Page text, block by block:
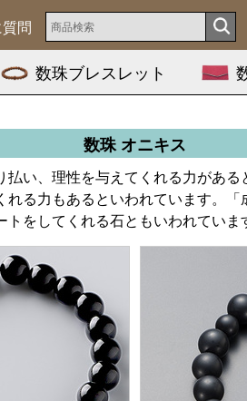
問
数珠ブレスレット
数珠 オニキス
払い、理性を与えてくれる力があ
れる力もあるといわれています。
をしてくれる石ともいわれていま